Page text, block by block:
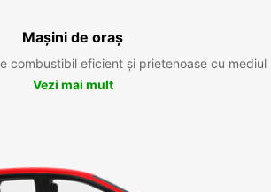
Mașini de oraș
combustibil eficient și prietenoase cu mediul
Vezi mai mult